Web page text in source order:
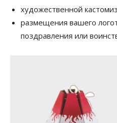
художественной
размещения вашего
поздравления или